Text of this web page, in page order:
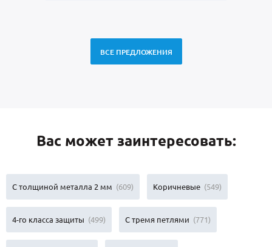
ВСЕ ПРЕДЛОЖЕНИЯ
Вас может заинтересовать:
С толщиной металла 2 мм (609) Коричневые (549)
4-го класса защиты (499) С тремя петлями (771)